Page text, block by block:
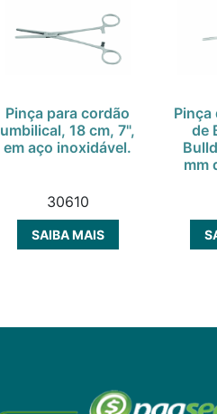
Pinça para cordão
umbilical, 18 cm, 7",
em aço inoxidável.
30610
SAIBA MAIS
Pinça
de
mm